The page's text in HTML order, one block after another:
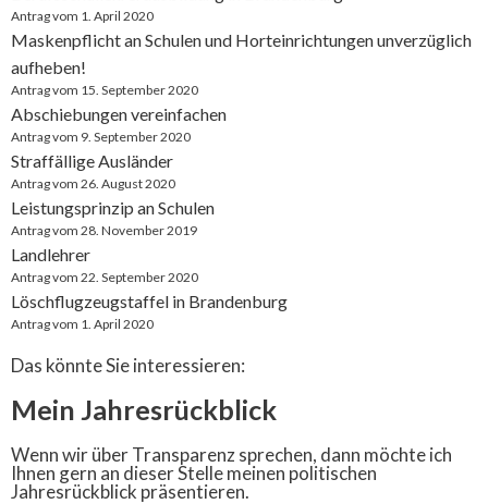
Antrag vom 1. April 2020
Maskenpflicht an Schulen und Horteinrichtungen unverzüglich
aufheben!
Antrag vom 15. September 2020
Abschiebungen vereinfachen
Antrag vom 9. September 2020
Straffällige Ausländer
Antrag vom 26. August 2020
Leistungsprinzip an Schulen
Antrag vom 28. November 2019
Landlehrer
Antrag vom 22. September 2020
Löschflug­zeug­staffel in Brandenburg
Antrag vom 1. April 2020
Das könnte Sie interessieren:
Mein Jahresrückblick
Wenn wir über Transparenz sprechen, dann möchte ich
Ihnen gern an dieser Stelle meinen politischen
Jahresrückblick präsentieren.